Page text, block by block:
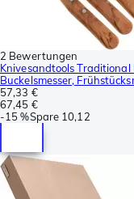
2 Bewertungen
Knivesandtools Traditional
Buckelsmesser,
57,33 €
67,45 €
-15 %Spare 10,12